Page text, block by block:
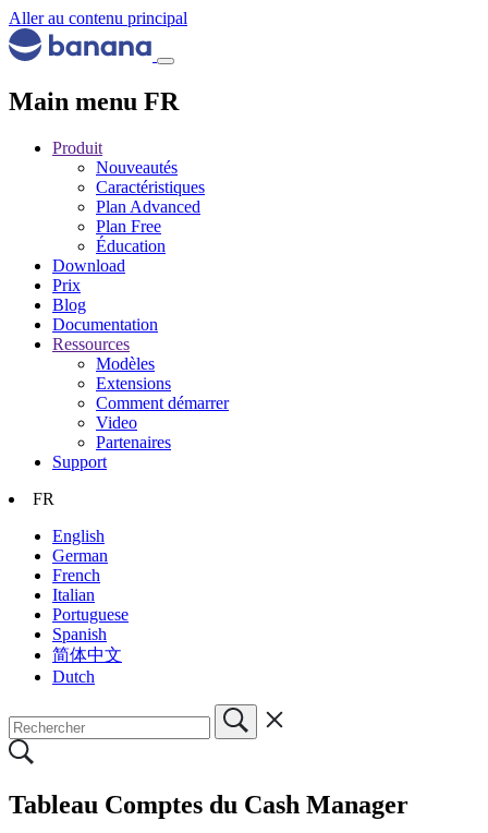
Aller au contenu principal
Main menu FR
Produit
Nouveautés
Caractéristiques
Plan Advanced
Plan Free
Éducation
Download
Prix
Blog
Documentation
Ressources
Modèles
Extensions
Comment démarrer
Video
Partenaires
Support
FR
English
German
French
Italian
Portuguese
Spanish
简体中文
Dutch
Tableau Comptes du Cash Manager